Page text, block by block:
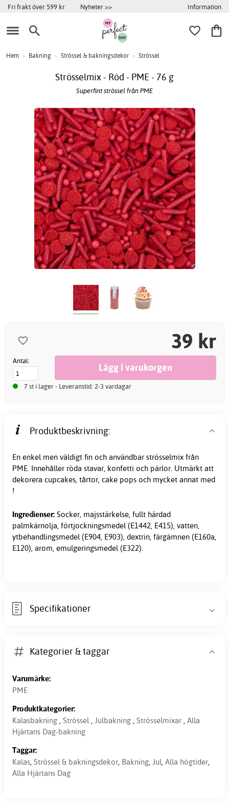
Fri frakt över 599 kr Nyheter >> Information
Hem > Bakning > Strössel & bakningsdekor > Strössel
Strösselmix - Röd - PME - 76 g
Superfint strössel från PME
39 kr
Antal:
7 st i lager - Leveranstid: 2-3 vardagar
Produktbeskrivning:
En enkel men väldigt fin och användbar strösselmix från
PME. Innehåller röda stavar, konfetti och pärlor. Utmärkt att
dekorera cupcakes, tårtor, cake pops och mycket annat med
!
Ingredienser: Socker, majsstärkelse, fullt härdad
palmkärnolja, förtjockningsmedel (E1442, E415), vatten,
ytbehandlingsmedel (E904, E903), dextrin, färgämnen (E160a,
E120), arom, emulgeringsmedel (E322).
Specifikationer
Kategorier & taggar
Varumärke:
PME
Produktkategorier:
Kalasbakning , Strössel , Julbakning , Strösselmixar , Alla
Hjärtans Dag-bakning
Taggar:
Kalas, Strössel & bakningsdekor, Bakning, Jul, Alla högtider,
Alla Hjärtans Dag